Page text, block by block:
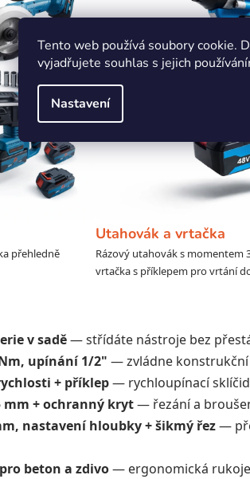
Tento web používá soubory cookie.
vyjadřujete souhlas s jejich
Nastavení
přehledně
Utahovák a vrtačka
Rázový utahovák s momentem
vrtačka s příklepem pro vrtání
v sadě— střídáte nástroje bez
upínání 1/2" — zvládne konstrukční
+ příklep— rychloupínací
mm + ochranný kryt— řezání a
nastavení hloubky + šikmý řez—
beton a zdivo— ergonomická